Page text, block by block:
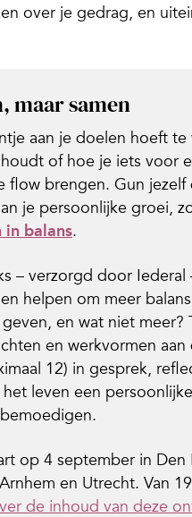
over je gedrag, en
maar samen
aan je doelen hoeft
of hoe je iets voor
flow brengen. Gun
je persoonlijke groei,
in balans.
– verzorgd door
helpen om meer
en wat niet meer?
en werkvormen
12) in gesprek,
het leven een
op 4 september in
en Utrecht. Van
de inhoud van deze